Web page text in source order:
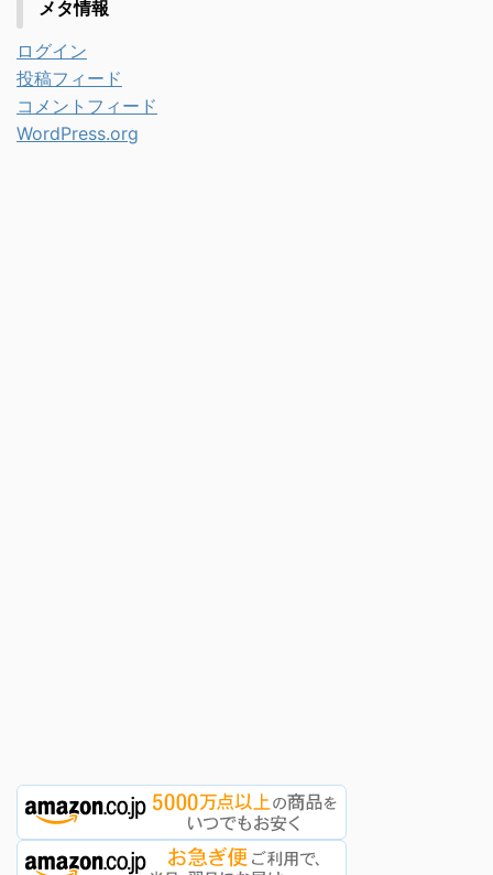
メタ情報
ログイン
投稿フィード
コメントフィード
WordPress.org